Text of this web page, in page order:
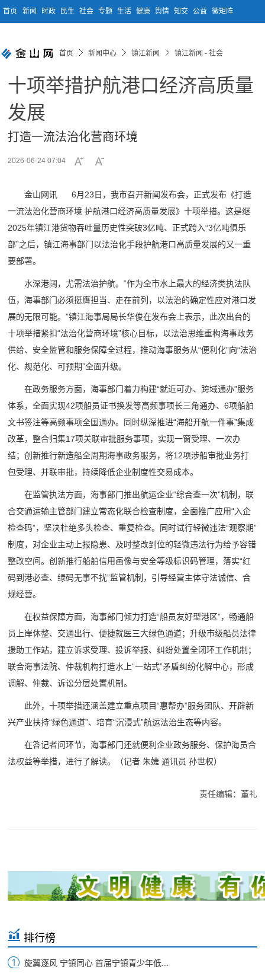
首页 新闻 时政 民生 社会 专题 生活 健康 舆情 知交 公益 微矩阵
首页 新闻中心 镇江新闻 镇江新闻 - 社会
十项举措护航港口经济高质量
发展
打造一流法治化营商环境
2026-06-24 07:04
金山网讯 6月23日，我市召开新闻发布会，正式发布《打造
一流法治化营商环境 护航港口经济高质量发展》十项举措。这是继
2025年镇江港货物吞吐量历史性突破3亿吨、正式跨入“3亿吨俱乐
部”之后，镇江海事部门以法治化手段护航港口高质量发展的又一重
要部署。
水深港阔，尤需法治护航。“作为全市水上最大的经济类执法队
伍，海事部门必须挺膺担当、走在前列，以法治的确定性应对港口发
展的无限可能。”镇江海事局局长华俊在发布会上表示，此次出台的
十项举措紧扣“法治化营商环境”核心目标，以法治思维重构海事政务
供给、安全监管和服务保障全过程，推动海事服务从“便利化”向“法治
化、规范化、可预期”全面升级。
在政务服务方面，海事部门着力构建“就近可办、跨域通办”服务
体系，全面实现42项船员证书换发等高频事项长三角通办、6项船舶
文书签注等高频事项全国通办。同时纵深推进“海船开航一件事”集成
改革，整合归集17项关联审批服务事项，实现一窗受理、一次办
结；创新推行新造船全周期海事政务服务，将12项涉船审批业务打
包受理、并联审批，持续降低企业制度性交易成本。
在监管执法方面，海事部门推出航运企业“综合查一次”机制，联
合交通运输主管部门建立常态化联合检查制度，全面推广应用“入企
检查码”，坚决杜绝多头检查、重复检查。同时试行轻微违法“观察期”
制度，对企业主动上报隐患、及时整改到位的轻微违法行为给予容错
整改空间。创新推行船舶信用画像与安全等级标识码管理，落实“红
码到港必查、绿码无事不扰”监管机制，引导经营主体守法诚信、合
规经营。
在权益保障方面，海事部门倾力打造“船员友好型港区”，畅通船
员上岸休整、交通出行、便捷就医三大绿色通道；升级市级船员法律
援助工作站，建立诉求受理、投诉举报、纠纷处置全闭环工作机制；
联合海事法院、仲裁机构打造水上“一站式”矛盾纠纷化解中心，形成
调解、仲裁、诉讼分层处置机制。
此外，十项举措还涵盖建立重点项目“惠帮办”服务团队、开辟新
兴产业扶持“绿色通道”、培育“沉浸式”航运法治生态等内容。
在答记者问环节，海事部门还就便利企业政务服务、保护海员合
法权益等举措，进行了解读。
（记者 朱婕 通讯员 孙世权）
责任编辑：董礼
排行榜
旋翼逐风 宁镇同心 首届宁镇青少年低...